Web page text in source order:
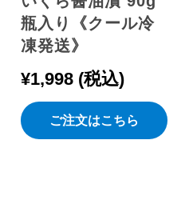
瓶入り《クール冷
凍発送》
¥1,998 税込
ご注文はこちら